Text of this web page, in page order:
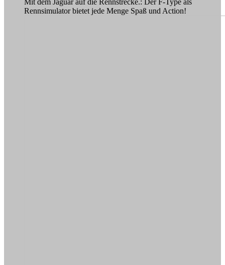
Rennsimulator bietet jede Menge Spaß und Action!